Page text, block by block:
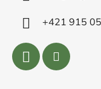
+421 915